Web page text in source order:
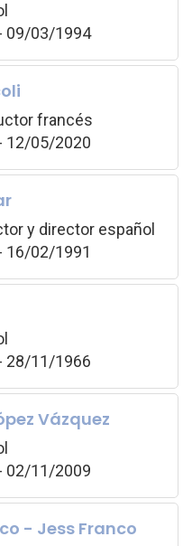
09/03/1994
francés
12/05/2020
y director español
16/02/1991
28/11/1966
Vázquez
02/11/2009
- Jess Franco